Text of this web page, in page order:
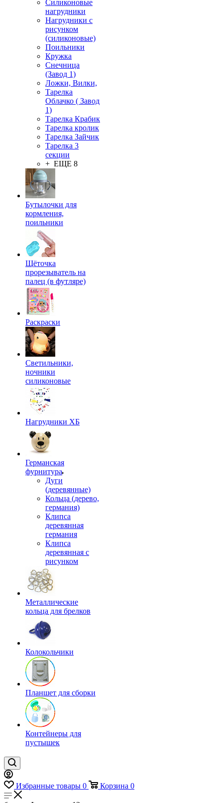
Силиконовые
нагрудники
Нагрудники с
рисунком
(силиконовые)
Поильники
Кружка
Снечница
(Завод 1)
Ложки, Вилки,
Тарелка
Облачко ( Завод
1)
Тарелка Крабик
Тарелка кролик
Тарелка Зайчик
Тарелка 3
секции
+ ЕЩЕ 8
Бутылочки для
кормления,
поильники
Щёточка
прорезыватель на
палец (в футляре)
Раскраски
Светильники,
ночники
силиконовые
Нагрудники ХБ
Германская
фурнитура
Дуги
(деревянные)
Кольца (дерево,
германия)
Клипса
деревянная
германия
Клипса
деревянная с
рисунком
Металлические
кольца для брелков
Колокольчики
Планшет для сборки
Контейнеры для
пустышек
Избранные товары 0 Корзина 0